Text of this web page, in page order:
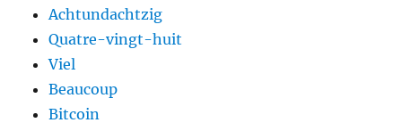
Achtundachtzig
Quatre-vingt-huit
Viel
Beaucoup
Bitcoin